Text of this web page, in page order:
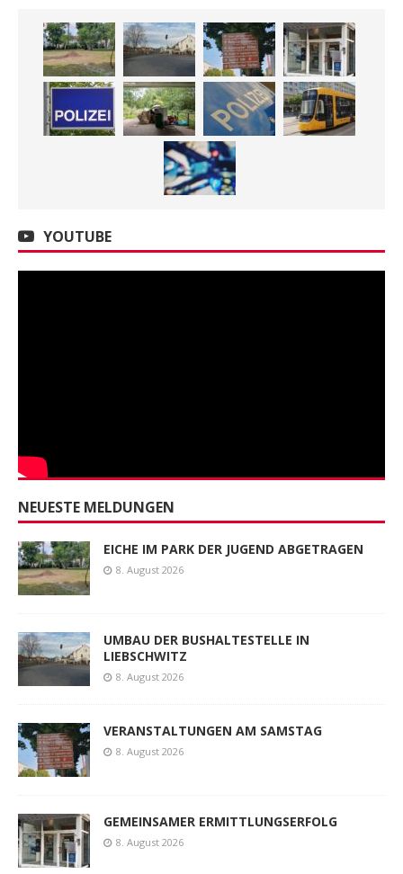
YOUTUBE
NEUESTE MELDUNGEN
EICHE IM PARK DER JUGEND ABGETRAGEN
8. August 2026
UMBAU DER BUSHALTESTELLE IN
LIEBSCHWITZ
8. August 2026
VERANSTALTUNGEN AM SAMSTAG
8. August 2026
GEMEINSAMER ERMITTLUNGSERFOLG
8. August 2026